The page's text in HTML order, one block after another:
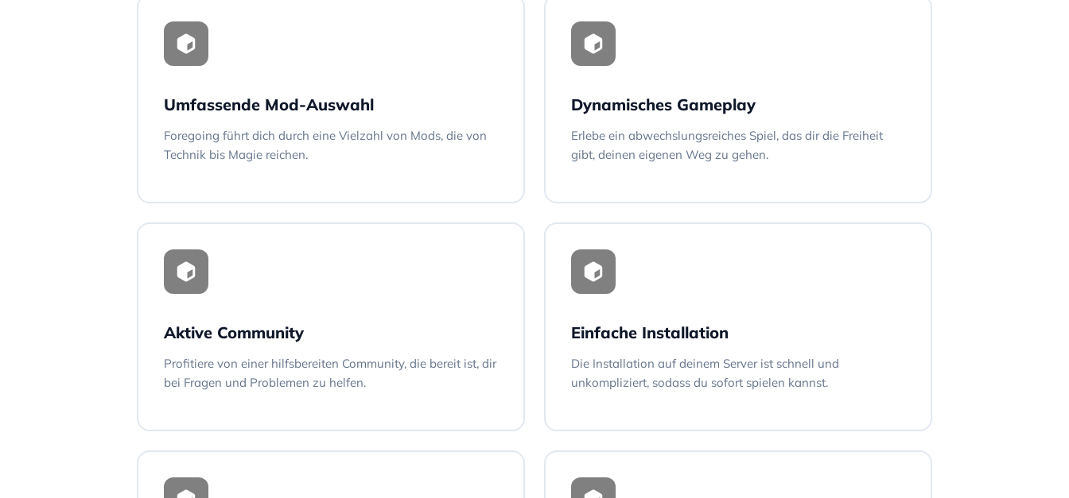
Umfassende Mod-Auswahl
Foregoing führt dich durch eine Vielzahl von Mods, die von
Technik bis Magie reichen.
Dynamisches Gameplay
Erlebe ein abwechslungsreiches Spiel, das dir die Freiheit
gibt, deinen eigenen Weg zu gehen.
Aktive Community
Profitiere von einer hilfsbereiten Community, die bereit ist, dir
bei Fragen und Problemen zu helfen.
Einfache Installation
Die Installation auf deinem Server ist schnell und
unkompliziert, sodass du sofort spielen kannst.